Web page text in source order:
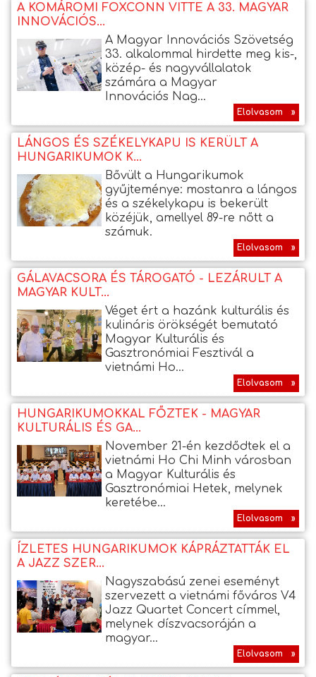
A KOMÁROMI FOXCONN VITTE A 33. MAGYAR
INNOVÁCIÓS...
A Magyar Innovációs Szövetség
33. alkalommal hirdette meg kis-,
közép- és nagyvállalatok
számára a Magyar
Innovációs Nag...
Elolvasom »
LÁNGOS ÉS SZÉKELYKAPU IS KERÜLT A
HUNGARIKUMOK K...
Bővült a Hungarikumok
gyűjteménye: mostanra a lángos
és a székelykapu is bekerült
közéjük, amellyel 89-re nőtt a
számuk.
Elolvasom »
GÁLAVACSORA ÉS TÁROGATÓ - LEZÁRULT A
MAGYAR KULT...
Véget ért a hazánk kulturális és
kulináris örökségét bemutató
Magyar Kulturális és
Gasztronómiai Fesztivál a
vietnámi Ho...
Elolvasom »
HUNGARIKUMOKKAL FŐZTEK - MAGYAR
KULTURÁLIS ÉS GA...
November 21-én kezdődtek el a
vietnámi Ho Chi Minh városban
a Magyar Kulturális és
Gasztronómiai Hetek, melynek
keretébe...
Elolvasom »
ÍZLETES HUNGARIKUMOK KÁPRÁZTATTÁK EL
A JAZZ SZER...
Nagyszabású zenei eseményt
szervezett a vietnámi főváros V4
Jazz Quartet Concert címmel,
melynek díszvacsoráján a
magyar...
Elolvasom »